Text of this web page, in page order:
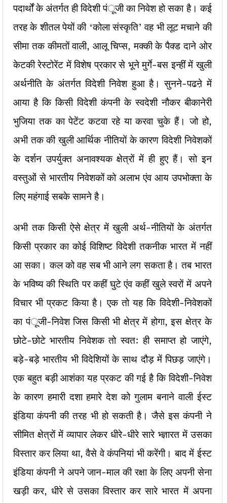
पदार्थों के अंतर्गत ही विदेशी पंूजी का निवेश हो सका है। कई
तरह के शीतल पेयों की ‘कोला संस्कृति’ वह भी लूट मचाने की
सीमा तक कीमतों वाली, आलू चिप्स, मक्की के पैक्ड दाने ओर
केटकी रेस्टोरेंट में विशेष प्रकार से भूने मुर्गे-बस इन्हीं में खुली
अर्थनीति के अंतर्गत विदेशी निवेश हुआ है। सुनने-पढऩे में
आया है कि किसी विदेशी कंपनी के स्वदेशी नौकर बीकानेरी
भुजिया तक का पेटेंट कटवा रहे या करवा चुके हैं। जो हो,
अभी तक की खुली आर्थिक नीतियों के कारण विदेशी निवेशकों
के दर्शन उपर्युक्त अनावश्यक क्षेत्रों में ही हुए हैं। सो इन
वस्तुओं से भारतीय निवेशकों को अलाभ एंव आय उपभोक्ता के
लिए महंगाई सबके सामने है।
अभी तक किसी ऐसे क्षेत्र में खुली अर्थ-नीतियों के अंतर्गत
किसी प्रकार का कोई विशिष्ट विदेशी तकनीक भारत में नहीं
आ सका। कल को वह सब भी आने लग सकता है। तब भारत
के भविष्य की स्थिति पर कहीं घुटे एंव कहीं खुले स्वरों में अपने
विचार भी प्रकट किया है। एक तो यह कि विदेशी-निवेशकों
का पंूजी-निवेश जिस किसी भी क्षेत्र में होगा, इस क्षेत्र के
छोटे-छोटे भारतीय निवेशक तो स्वत: ही समाप्त हो जाएंगे,
बड़े-बड़े भारतीय भी विदेशियों के साथ दौड़ में पिछड़ जाएंगे।
एक बहुत बड़ी आशंका यह प्रकट की गई है कि विदेशी-निवेश
के कारण हमारी दशा हमारे देश को गुलाम बनाने वाली ईस्ट
इंडिया कंपनी की तरह भी हो सकती है। जैसे इस कंपनी ने
सीमित क्षेत्रों में व्यापार लेकर धीरे-धीरे सारे भ्ज्ञारत में उसका
विस्तार कर लिया था, वैसे वे कंपनियां भी करेंगी। बाद में ईस्ट
इंडिया कंपनी ने अपने जान-माल की रक्षा के लिए अपनी सेना
खड़ी कर, धीरे से उसका विस्तार कर सारे भारत में अपना